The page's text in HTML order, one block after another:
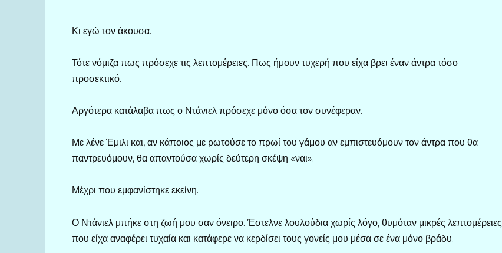
Κι εγώ τον άκουσα.
Τότε νόμιζα πως πρόσεχε τις λεπτομέρειες. Πως ήμουν τυχερή που είχα βρει έναν άντρα τόσο
προσεκτικό.
Αργότερα κατάλαβα πως ο Ντάνιελ πρόσεχε μόνο όσα τον συνέφεραν.
Με λένε Έμιλι και, αν κάποιος με ρωτούσε το πρωί του γάμου αν εμπιστευόμουν τον άντρα που θα
παντρευόμουν, θα απαντούσα χωρίς δεύτερη σκέψη «ναι».
Μέχρι που εμφανίστηκε εκείνη.
Ο Ντάνιελ μπήκε στη ζωή μου σαν όνειρο. Έστελνε λουλούδια χωρίς λόγο, θυμόταν μικρές λεπτομέρειες
που είχα αναφέρει τυχαία και κατάφερε να κερδίσει τους γονείς μου μέσα σε ένα μόνο βράδυ.